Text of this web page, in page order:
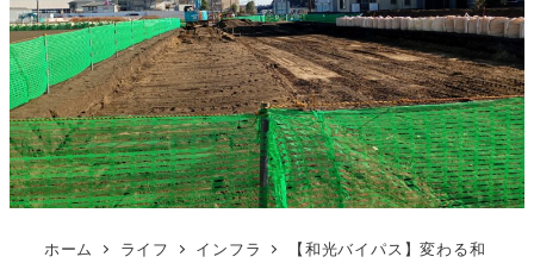
ホーム ライフ インフラ
【和光バイパス】変わる和